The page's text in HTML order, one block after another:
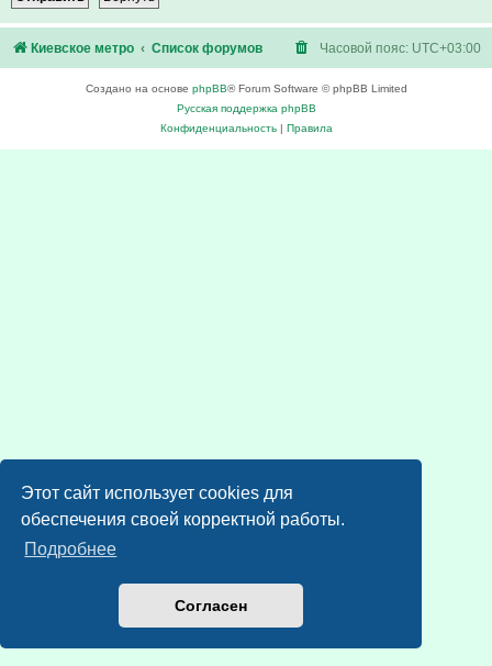
Этот сайт использует cookies для
обеспечения своей корректной работы.
Подробнее
Согласен
Киевское метро Список форумов Часовой пояс: UTC+03:00
Создано на основе phpBB® Forum Software © phpBB Limited
Русская поддержка phpBB
Конфиденциальность| Правила